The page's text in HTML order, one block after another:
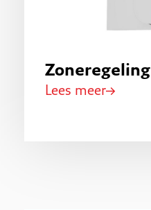
Zoneregeling
Lees meer